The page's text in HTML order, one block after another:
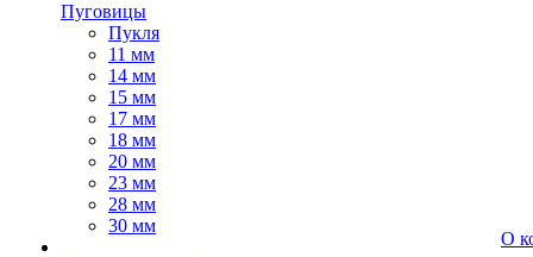
Пуговицы
Пукля
11 мм
14 мм
15 мм
17 мм
18 мм
20 мм
23 мм
28 мм
30 мм
О